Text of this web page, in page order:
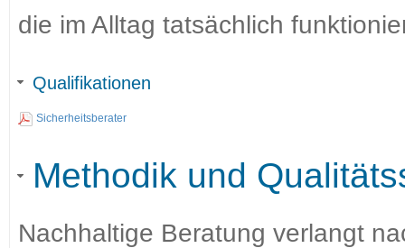
die im Alltag tatsächlich
Qualifikationen
Sicherheitsberater
Methodik und
Nachhaltige Beratung verlangt